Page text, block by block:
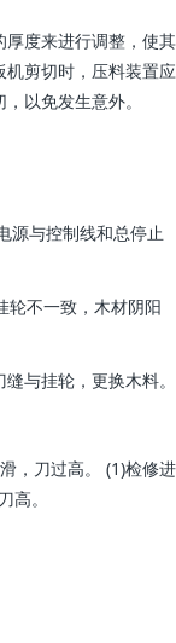
度来进行调整，使其
剪切时，压料装置应
以免发生意外。
与控制线和总停止
不一致，木材阴阳
与挂轮，更换木料。
，刀过高。 (1)检修进
。